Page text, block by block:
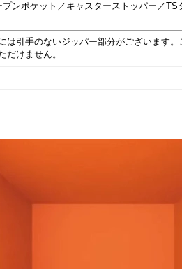
ンポケット／キャスターストッパー／
は引手のないジッパー部分がございます
だけません。